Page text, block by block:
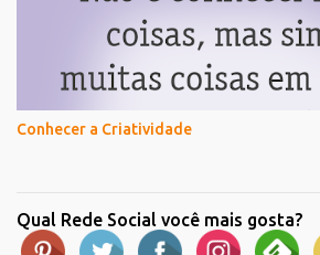
Conhecer a Criatividade
Qual Rede Social você mais gosta?